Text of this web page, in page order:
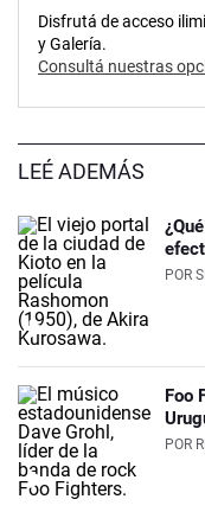
Disfrutá de acceso
y Galería.
Consultá nuestras
LEÉ ADEMÁS
POR
Foo
POR